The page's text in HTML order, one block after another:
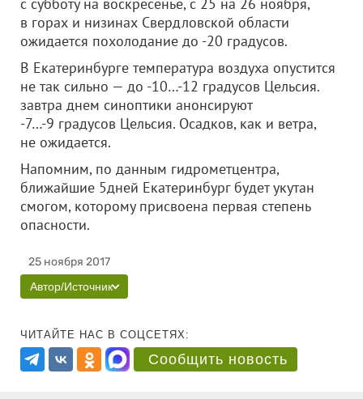
в горах и низинах Свердловской области
ожидается похолодание до -20 градусов.
В Екатеринбурге температура воздуха опустится
не так сильно — до -10…-12 градусов Цельсия.
завтра днем синоптики анонсируют
-7…-9 градусов Цельсия. Осадков, как и ветра,
не ожидается.
Напомним, по данным гидрометцентра,
ближайшие 5дней Екатеринбург будет укутан
смогом, которому присвоена первая степень
опасности.
25 ноября 2017
Автор/Источник
ЧИТАЙТЕ НАС В СОЦСЕТЯХ:
Сообщить новость